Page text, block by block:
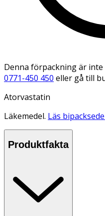
Denna förpackning är
0771-450 450 eller gå till
Atorvastatin
Läkemedel. Läs
Produktfakta